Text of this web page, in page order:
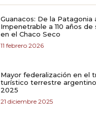
Guanacos: De la Patagonia
Impenetrable a 110 años de
en el Chaco Seco
11 febrero 2026
Mayor federalización en el
turístico terrestre
2025
21 diciembre 2025